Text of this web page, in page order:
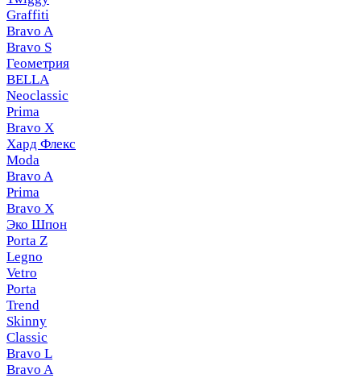
Graffiti
Bravo A
Bravo S
Геометрия
BELLA
Neoclassic
Prima
Bravo X
Хард Флекс
Moda
Bravo A
Prima
Bravo X
Эко Шпон
Porta Z
Legno
Vetro
Porta
Trend
Skinny
Classic
Bravo L
Bravo A